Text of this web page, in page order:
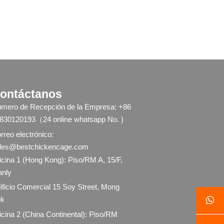
de Recepción de la Empresa: +86
（24 online whatsapp No. )
electrónico:
1 (Hong Kong): Piso/RM A, 15/F,
Comercial 15 Soy Street, Mong
2 (China Continental): Piso/RM
